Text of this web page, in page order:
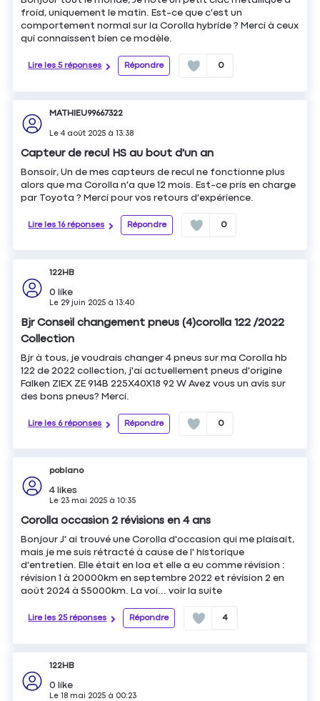
froid, uniquement le matin. Est-ce que c'est un
comportement normal sur la Corolla hybride ? Merci à ceux
qui connaissent bien ce modèle.
Lire les 5 réponses Répondre 0
MATHIEU99667322
Le4 août 2025 à13:38
Capteur de recul HS au bout d'un an
Bonsoir, Un de mes capteurs de recul ne fonctionne plus
alors que ma Corolla n'a que 12 mois. Est-ce pris en charge
par Toyota ? Merci pour vos retours d'expérience.
Lire les 16 réponses Répondre 0
122HB
0 like
Le 29 juin 2025 à13:40
Bjr Conseil changement pneus (4)corolla 122 /2022
Collection
Bjr à tous, je voudrais changer 4 pneus sur ma Corolla hb
122 de 2022 collection, j'ai actuellement pneus d'origine
Falken ZIEX ZE 914B 225X40X18 92 W Avez vous un avis sur
des bons pneus? Merci.
Lire les 6 réponses Répondre 0
poblano
4 likes
Le 23 mai 2025 à10:35
Corolla occasion 2 révisions en 4 ans
Bonjour J' ai trouvé une Corolla d'occasion qui me plaisait,
mais je me suis rétracté à cause de l' historique
d'entretien. Elle était en loa et elle a eu comme révision :
révision 1 à 20000km en septembre 2022 et révision 2 en
août 2024 à 55000km. La voi...voir la suite
Lire les 25 réponses Répondre 4
122HB
0 like
Le18 mai 2025 à 00:23